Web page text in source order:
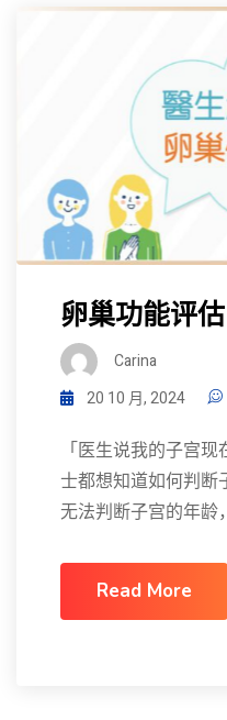
卵巢功能评估
Carina
20 10 月, 2024
「医生说我的子宫
士都想知道如何判断
无法判断子宫的年龄
Read More